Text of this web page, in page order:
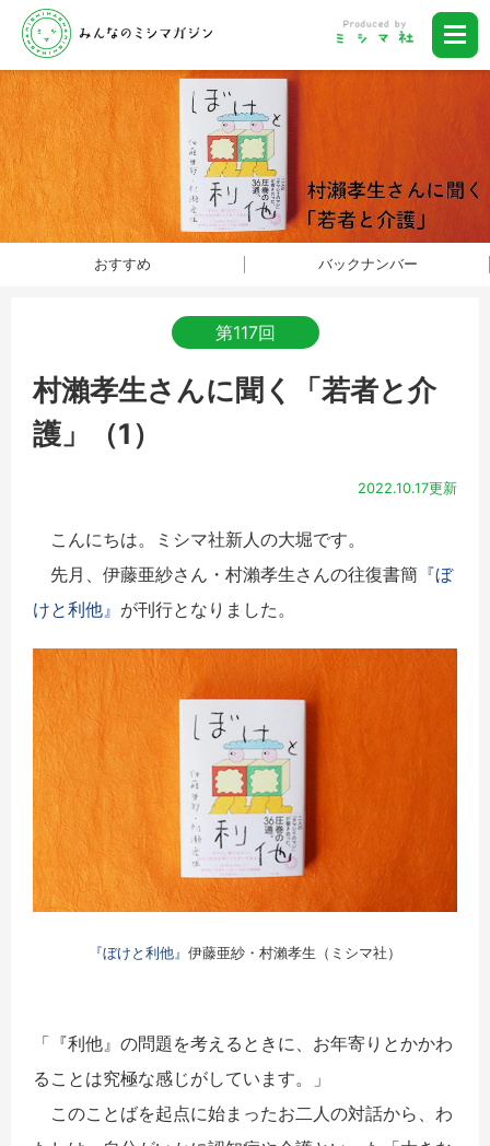
おすすめ バックナンバー
第117回
村瀨孝生さんに聞く「若者と介
護」（1）
2022.10.17更新
こんにちは。ミシマ社新人の大堀です。
先月、伊藤亜紗さん・村瀨孝生さんの往復書簡 『ぼ
けと利他』 が刊行となりました。
『ぼけと利他』 伊藤亜紗・村瀨孝生（ミシマ社）
「『利他』の問題を考えるときに、お年寄りとかかわ
ることは究極な感じがしています。」
このことばを起点に始まったお二人の対話から、わ